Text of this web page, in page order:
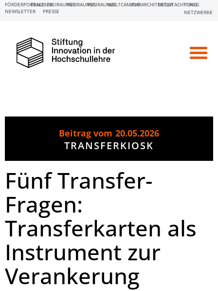
NEWSLETTER PRESSE
FÖRDERPORTALE:
FBM2020FREIRAUM23FREIRAUM25FREIRAUM26WELTCAMPUSLEHRARCHITEKTURBEGUTACHTUNG
FOKUS
NETZWERKE
Beitrag vom 20.05.2026
TRANSFERKIOSK
Fünf Transfer-
Fragen:
Transferkarten als
Instrument zur
Verankerung